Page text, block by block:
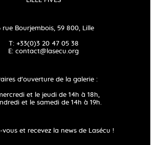
rue Bourjembois, 59 800, Lille
T: +33(0)3 20 47 05 38
E: contact@lasecu.org
d'ouverture de la galerie :
et le jeudi de 14h à 18h,
et le samedi de 14h à 19h.
vous et recevez la news de Lasécu !